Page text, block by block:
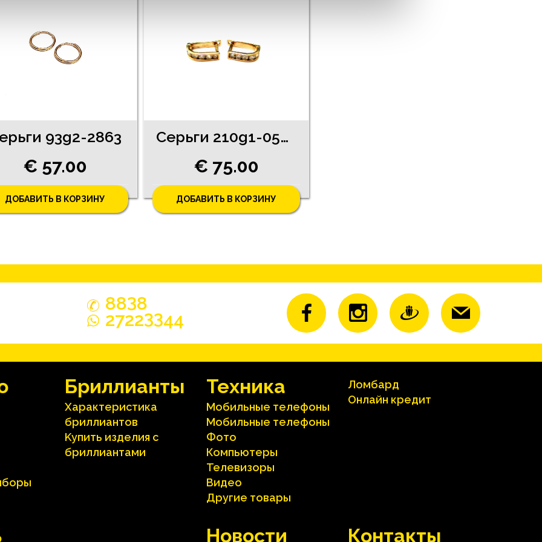
93g2-2863
€ 57.00
ДОБАВИТЬ В КОРЗИНУ
Cерьги 210g1-0563
€ 75.00
ДОБАВИТЬ В КОРЗИНУ
8838
27223344
Бриллианты
Характеристика
бриллиантoв
Kупить изделия c
бриллиантами
Техника
Мобильные телефоны
Мобильные телефоны
Фото
Компьютеры
Телевизоры
Видео
Другие товары
Ломбард
Онлайн кредит
Hовости Контакты